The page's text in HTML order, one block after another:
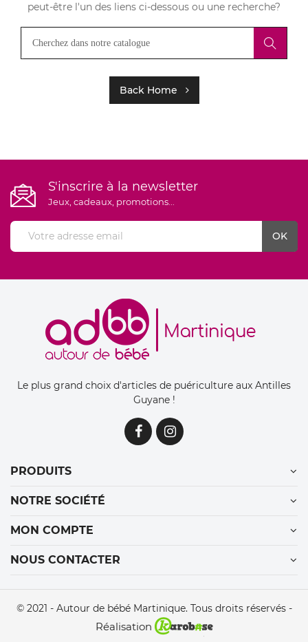
peut-être l'un des liens ci-dessous ou une recherche?
Back Home
S'inscrire à la newsletter
Jeux, cadeaux, promotions...
Le plus grand choix d'articles de puériculture aux Antilles
Guyane !
PRODUITS
NOTRE SOCIÉTÉ
MON COMPTE
NOUS CONTACTER
© 2021 - Autour de bébé Martinique. Tous droits réservés -
Réalisation